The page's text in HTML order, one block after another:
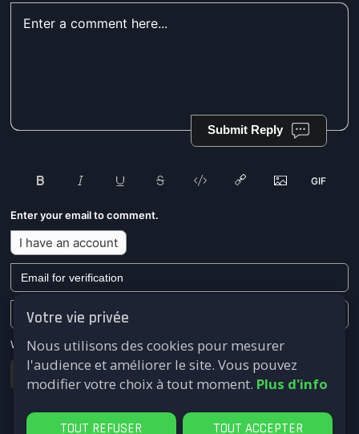
Votre vie privée
Nous utilisons des cookies pour mesurer
l'audience et améliorer le site. Vous pouvez
modifier votre choix à tout moment. Plus d'info
TOUT REFUSER TOUT ACCEPTER
Submit Reply
Enter your email to comment.
I have an account
We won't send you any marketing or solicitation emails.
Submit